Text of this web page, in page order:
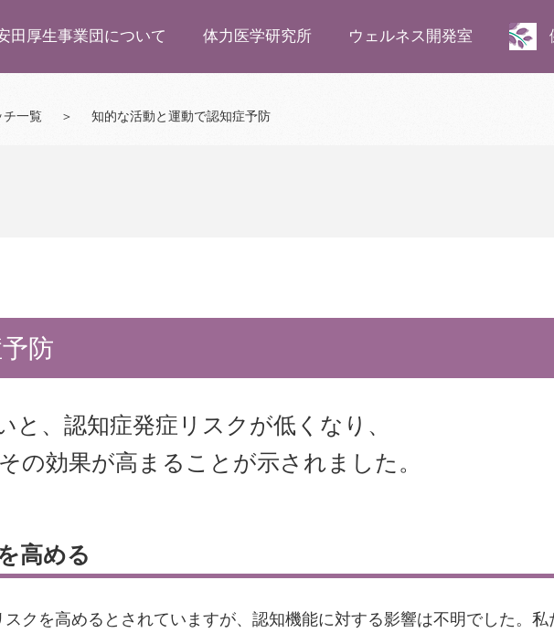
田厚生事業団について 体力医学研究所 ウェルネス開発室
チ一覧 ＞ 知的な活動と運動で認知症予防
防
と、認知症発症リスクが低くなり、
の効果が高まることが示されました。
高める
クを高めるとされていますが、認知機能に対する影響は不明でした。